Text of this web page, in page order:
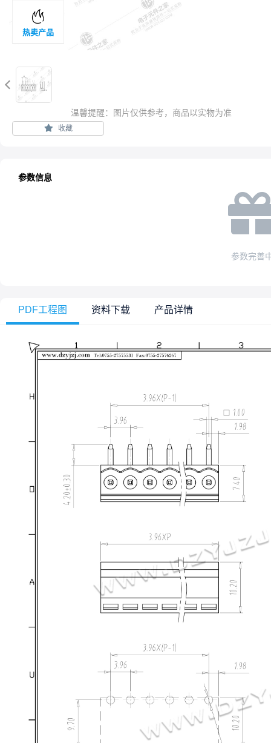

温馨提醒：图片仅供参考，商品以实物为准
收藏
参数信息
参数完善
PDF工程图 资料下载 产品详情

热卖产品